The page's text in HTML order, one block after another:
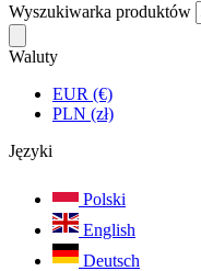
Wyszukiwarka produktów
Waluty
EUR (€)
PLN (zł)
Języki
Polski
English
Deutsch